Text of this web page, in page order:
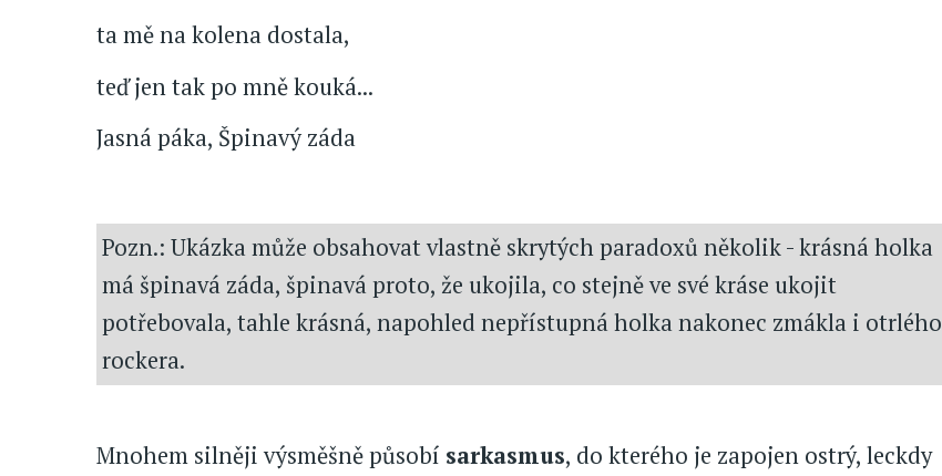
ta mě na kolena dostala,
teď jen tak po mně kouká...
Jasná páka, Špinavý záda
Pozn.: Ukázka může obsahovat vlastně skrytých paradoxů několik - krásná holka
má špinavá záda, špinavá proto, že ukojila, co stejně ve své kráse ukojit
potřebovala, tahle krásná, napohled nepřístupná holka nakonec zmákla i otrlého
rockera.
Mnohem silněji výsměšně působí sarkasmus, do kterého je zapojen ostrý, leckdy